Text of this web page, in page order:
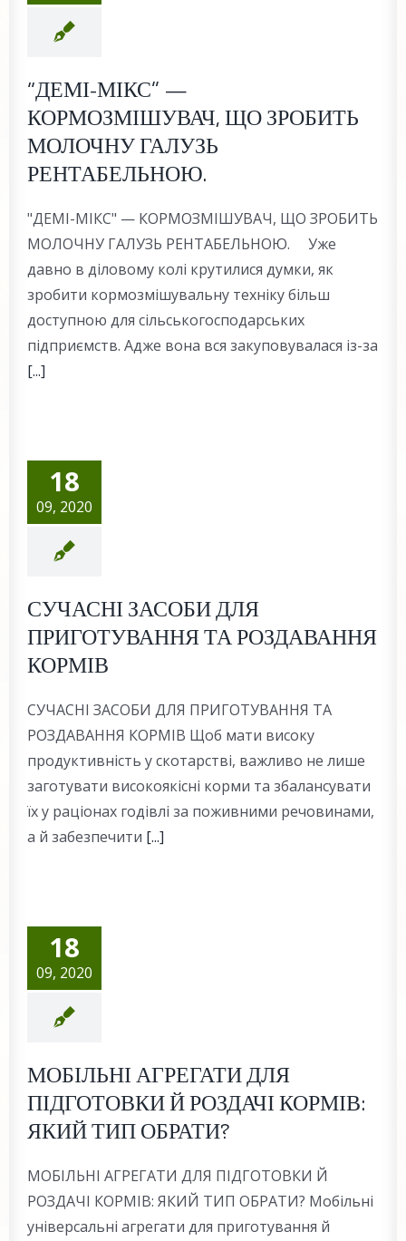
“ДЕМІ-МІКС” —
КОРМОЗМІШУВАЧ, ЩО ЗРОБИТЬ
МОЛОЧНУ ГАЛУЗЬ
РЕНТАБЕЛЬНОЮ.
"ДЕМІ-МІКС" — КОРМОЗМІШУВАЧ, ЩО ЗРОБИТЬ
МОЛОЧНУ ГАЛУЗЬ РЕНТАБЕЛЬНОЮ. Уже
давно в діловому колі крутилися думки, як
зробити кормозмішувальну техніку більш
доступною для сільськогосподарських
підприємств. Адже вона вся закуповувалася із-за
[...]
18
09, 2020
СУЧАСНІ ЗАСОБИ ДЛЯ
ПРИГОТУВАННЯ ТА РОЗДАВАННЯ
КОРМІВ
СУЧАСНІ ЗАСОБИ ДЛЯ ПРИГОТУВАННЯ ТА
РОЗДАВАННЯ КОРМІВ Щоб мати високу
продуктивність у скотарстві, важливо не лише
заготувати високоякісні корми та збалансувати
їх у раціонах годівлі за поживними речовинами,
а й забезпечити [...]
18
09, 2020
МОБІЛЬНІ АГРЕГАТИ ДЛЯ
ПІДГОТОВКИ Й РОЗДАЧІ КОРМІВ:
ЯКИЙ ТИП ОБРАТИ?
МОБІЛЬНІ АГРЕГАТИ ДЛЯ ПІДГОТОВКИ Й
РОЗДАЧІ КОРМІВ: ЯКИЙ ТИП ОБРАТИ? Мобільні
універсальні агрегати для приготування й